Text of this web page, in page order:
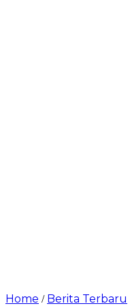
Home / Berita Terbaru